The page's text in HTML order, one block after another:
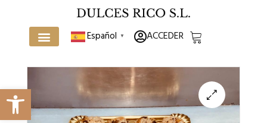
Abrir barra de herramientas
Español ▼ ACCEDER